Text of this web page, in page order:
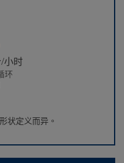
小时
环
状定义而异。